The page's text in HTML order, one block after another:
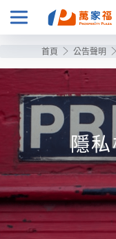
首頁 公告聲明
隱